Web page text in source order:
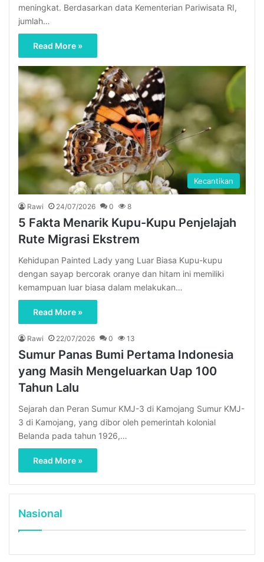
meningkat. Berdasarkan data Kementerian Pariwisata RI,
jumlah…
Read More »
Kecantikan
Rawi 24/07/2026 0 8
5 Fakta Menarik Kupu-Kupu Penjelajah
Rute Migrasi Ekstrem
Kehidupan Painted Lady yang Luar Biasa Kupu-kupu
dengan sayap bercorak oranye dan hitam ini memiliki
kemampuan luar biasa dalam melakukan…
Read More »
Rawi 22/07/2026 0 13
Sumur Panas Bumi Pertama Indonesia
yang Masih Mengeluarkan Uap 100
Tahun Lalu
Sejarah dan Peran Sumur KMJ-3 di Kamojang Sumur KMJ-
3 di Kamojang, yang dibor oleh pemerintah kolonial
Belanda pada tahun 1926,…
Read More »
Nasional